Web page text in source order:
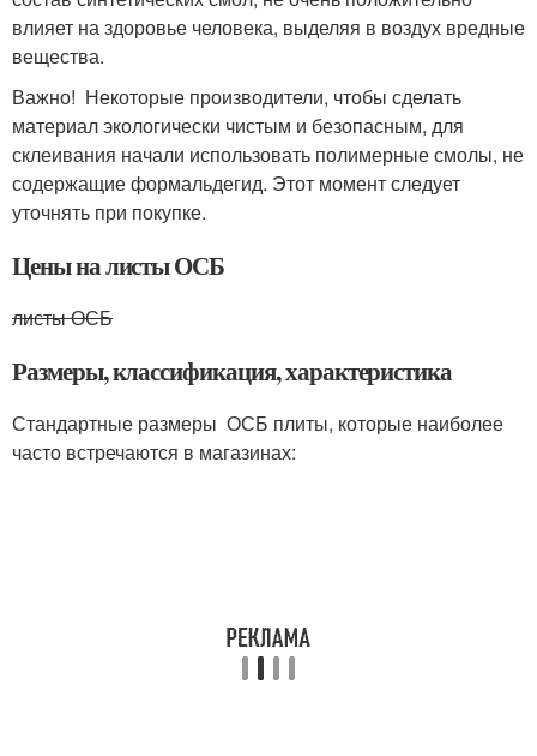
влияет на здоровье человека, выделяя в воздух вредные
вещества.
Важно! Некоторые производители, чтобы сделать
материал экологически чистым и безопасным, для
склеивания начали использовать полимерные смолы, не
содержащие формальдегид. Этот момент следует
уточнять при покупке.
Цены на листы ОСБ
листы ОСБ
Размеры, классификация, характеристика
Стандартные размеры ОСБ плиты, которые наиболее
часто встречаются в магазинах: